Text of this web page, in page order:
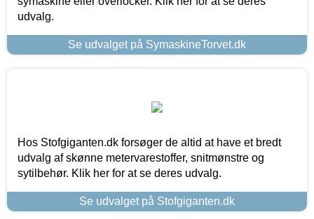
udvalg.
Se udvalget på SymaskineTorvet.dk
Hos Stofgiganten.dk forsøger de altid at have et bredt
udvalg af skønne metervarestoffer, snitmønstre og
sytilbehør. Klik her for at se deres udvalg.
Se udvalget på Stofgiganten.dk